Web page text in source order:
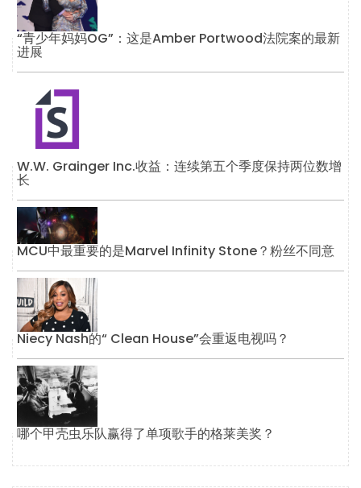
“青少年妈妈OG”：这是Amber Portwood法院案的最新
进展
W.W. Grainger Inc.收益：连续第五个季度保持两位数增
长
MCU中最重要的是Marvel Infinity Stone？粉丝不同意
Niecy Nash的“ Clean House”会重返电视吗？
哪个甲壳虫乐队赢得了单项歌手的格莱美奖？